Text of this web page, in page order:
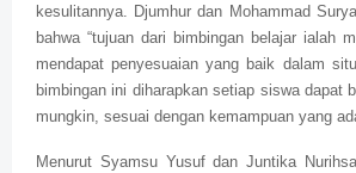
kesulitannya. Djumhur dan Mohammad
bahwa “tujuan dari bimbingan belajar ialah
mendapat penyesuaian yang baik dalam
bimbingan ini diharapkan setiap siswa dapat
mungkin, sesuai dengan kemampuan yang
Menurut Syamsu Yusuf dan Juntika